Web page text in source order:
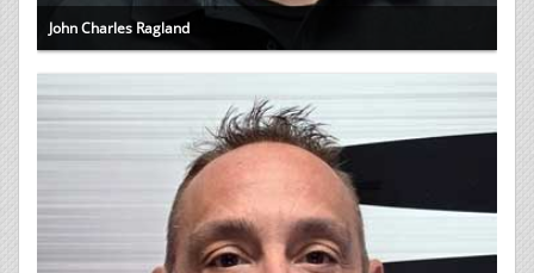
John Charles Ragland